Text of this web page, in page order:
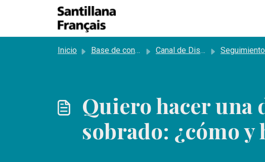
Saltar al contenido principal
Inicio Base de conocimientos Canal de Distribución Seguimiento y devolución de pedidos
Quiero hacer una
sobrado: ¿cómo y